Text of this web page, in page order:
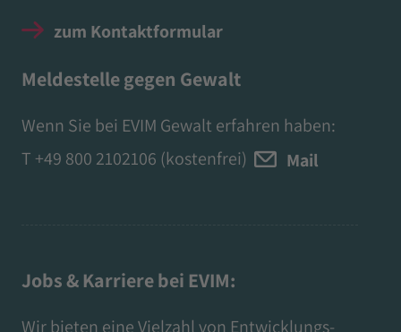
zum Kontaktformular
Meldestelle gegen Gewalt
Wenn Sie bei EVIM Gewalt erfahren haben:
T +49 800 2102106 (kostenfrei) Mail
Jobs & Karriere bei EVIM:
Wir bieten eine Vielzahl von Entwicklungs-